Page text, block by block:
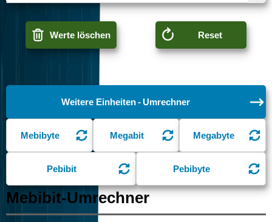
Mebibit-Umrechner
Werte löschen Reset
Weitere Einheiten - Umrechner
Mebibyte Megabit Megabyte
Pebibit Pebibyte